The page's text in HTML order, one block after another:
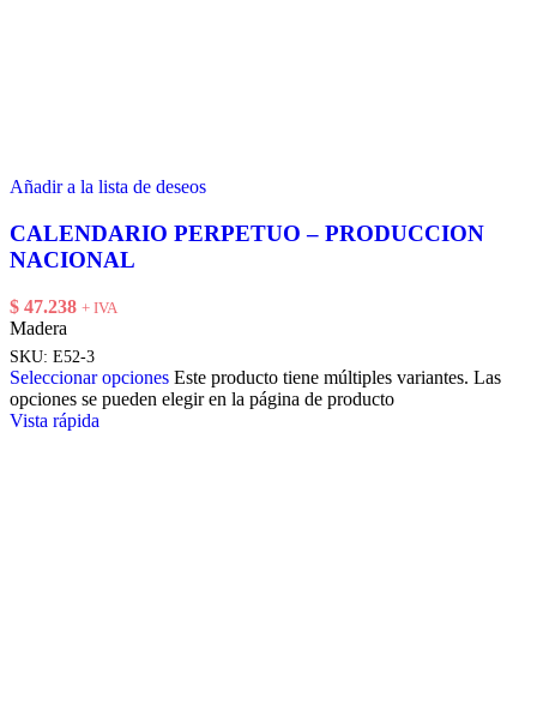
Añadir a la lista de deseos
CALENDARIO PERPETUO – PRODUCCION
NACIONAL
$ 47.238 + IVA
Madera
SKU: E52-3
Seleccionar opciones Este producto tiene múltiples variantes. Las
opciones se pueden elegir en la página de producto
Vista rápida